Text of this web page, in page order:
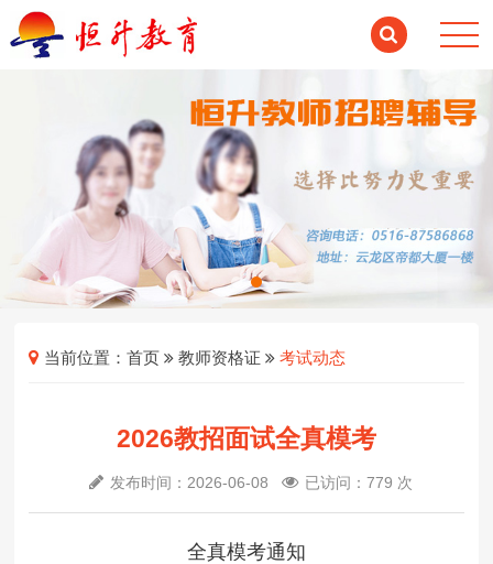
当前位置：首页 教师资格证 考试动态
2026教招面试全真模考
发布时间：2026-06-08 已访问：779 次
全真模考通知